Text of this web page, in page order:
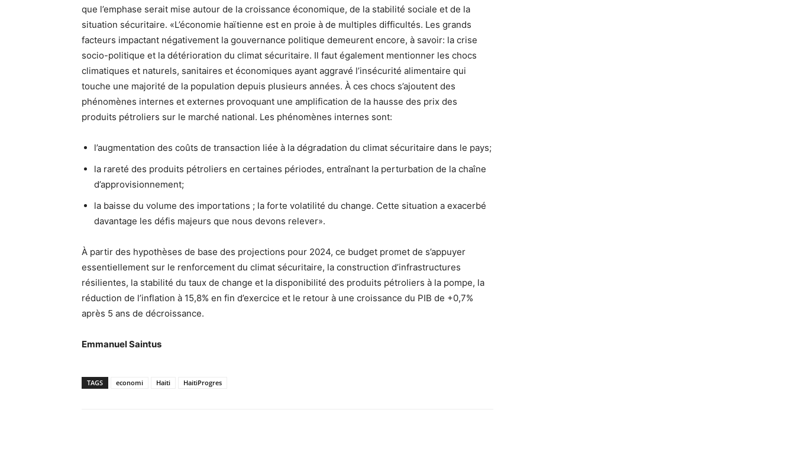
que l’emphase serait mise autour de la croissance économique, de la stabilité sociale et de la
situation sécuritaire. «L’économie haïtienne est en proie à de multiples difficultés. Les grands
facteurs impactant négativement la gouvernance politique demeurent encore, à savoir: la crise
socio-politique et la détérioration du climat sécuritaire. Il faut également mentionner les chocs
climatiques et naturels, sanitaires et économiques ayant aggravé l’insécurité alimentaire qui
touche une majorité de la population depuis plusieurs années. À ces chocs s’ajoutent des
phénomènes internes et externes provoquant une amplification de la hausse des prix des
produits pétroliers sur le marché national. Les phénomènes internes sont:
l’augmentation des coûts de transaction liée à la dégradation du climat sécuritaire dans le pays;
la rareté des produits pétroliers en certaines périodes, entraînant la perturbation de la chaîne
d’approvisionnement;
la baisse du volume des importations ; la forte volatilité du change. Cette situation a exacerbé
davantage les défis majeurs que nous devons relever».
À partir des hypothèses de base des projections pour 2024, ce budget promet de s’appuyer
essentiellement sur le renforcement du climat sécuritaire, la construction d’infrastructures
résilientes, la stabilité du taux de change et la disponibilité des produits pétroliers à la pompe, la
réduction de l’inflation à 15,8% en fin d’exercice et le retour à une croissance du PIB de +0,7%
après 5 ans de décroissance.
Emmanuel Saintus
TAGS economi Haiti HaitiProgres